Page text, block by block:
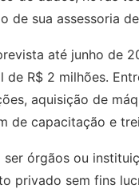
de sua assessoria
até junho de
R$ 2 milhões.
aquisição de
de capacitação e
órgãos ou
privado sem fins